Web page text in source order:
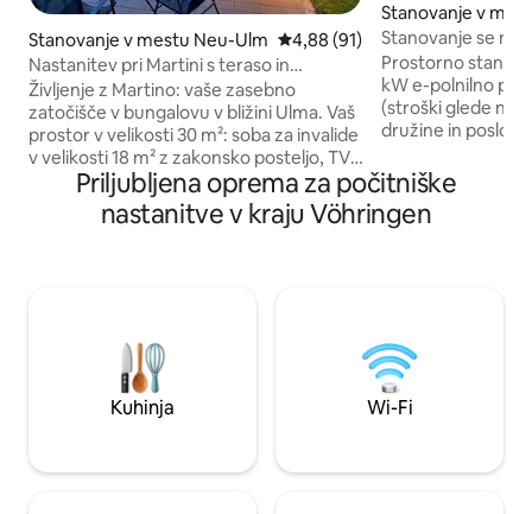
Stanovanje v mestu Neu-Ulm Povprečna ocena: 4,88 od 5,
4,88 (91)
Nastanitev pri Martini s teraso in
samostojnim vstopom
Življenje z Martino: vaše zasebno
zatočišče v bungalovu v bližini Ulma. Vaš
prostor v velikosti 30 m²: soba za invalide
v velikosti 18 m² z zakonsko posteljo, TV-
jem, Wi-Fi-jem in aparatom za kavo.
Predsoba s kavčem in lastno kopalnico.
Popolno za vroče dni: naš sistem talnega
in severa) na mirni lokaciji ob kmetiji s
poniji in ribnikom. Popolno za naravo in
mesto: zasebno parkirišče, železniška
postaja (10 minut hoje) in hiter dostop do
Stanovanje v
rg
Stanovanje se
Ulm-Allgäu-
za električna
Prostorno
kW e-polnilno
(stroški glede na
družine in poslovne
za največ 5 oseb
garsonjera,
kuhinja, udobna
Allgäu in
parkiranje,
Priljubljena oprema za počitniške
nastanitve v kraju Vöhringen
Kuhinja Wi-Fi